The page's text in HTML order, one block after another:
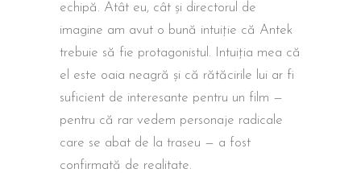
echipă. Atât eu, cât și directorul de
imagine am avut o bună intuiție că Antek
trebuie să fie protagonistul. Intuiția mea că
el este oaia neagră și că rătăcirile lui ar fi
suficient de interesante pentru un film —
pentru că rar vedem personaje radicale
care se abat de la traseu — a fost
confirmată de realitate.